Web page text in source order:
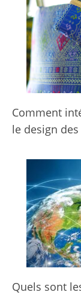
Comment
le design
Quels sont